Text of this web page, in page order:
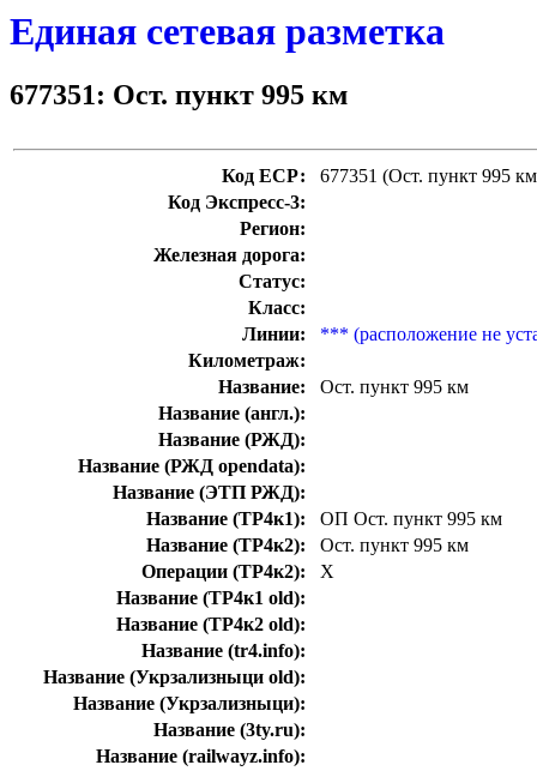
Единая сетевая разметка
677351: Ост. пункт 995 км
Код ЕСР:
677351 (Ост. пункт 995
Код Экспресс-3:
Регион:
Железная дорога:
Статус:
Класс:
Линии:
*** (расположение не
Километраж:
Название:
Ост. пункт 995 км
Название (англ.):
Название (РЖД):
Название (РЖД opendata):
Название (ЭТП РЖД):
Название (ТР4к1):
ОП Ост. пункт 995 км
Название (ТР4к2):
Ост. пункт 995 км
Операции (ТР4к2):
Х
Название (ТР4к1 old):
Название (ТР4к2 old):
Название (tr4.info):
Название (Укрзализныци old):
Название (Укрзализныци):
Название (3ty.ru):
Название (railwayz.info):